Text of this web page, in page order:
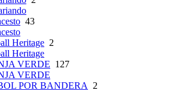
43
Heritage 2
Heritage
VERDE 127
VERDE
POR BANDERA
2